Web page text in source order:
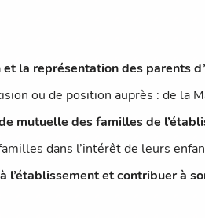
la représentation des parents
ou de position auprès : de la
mutuelle des familles de
dans l’intérêt de leurs
et contribuer à